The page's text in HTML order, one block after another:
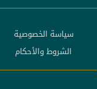
سياسة الخصوصية
الشروط والأحكام